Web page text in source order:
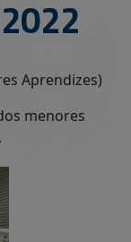
Aprendizes)
menores